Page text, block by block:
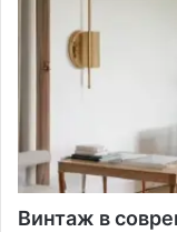
Винтаж в